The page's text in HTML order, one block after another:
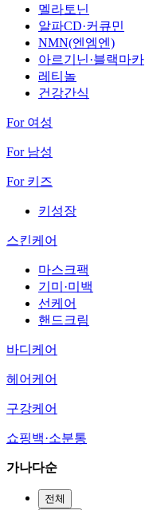
멜라토닌
알파CD·커큐민
NMN(엔엠엔)
아르기닌·블랙마카
레티놀
건강간식
For 여성
For 남성
For 키즈
키성장
스킨케어
마스크팩
기미·미백
선케어
핸드크림
바디케어
헤어케어
구강케어
쇼핑백·소분통
가나다순
전체